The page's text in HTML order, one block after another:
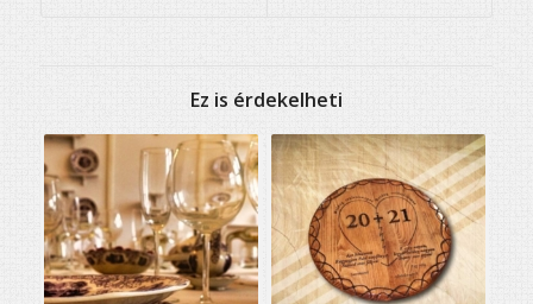
Ez is érdekelheti